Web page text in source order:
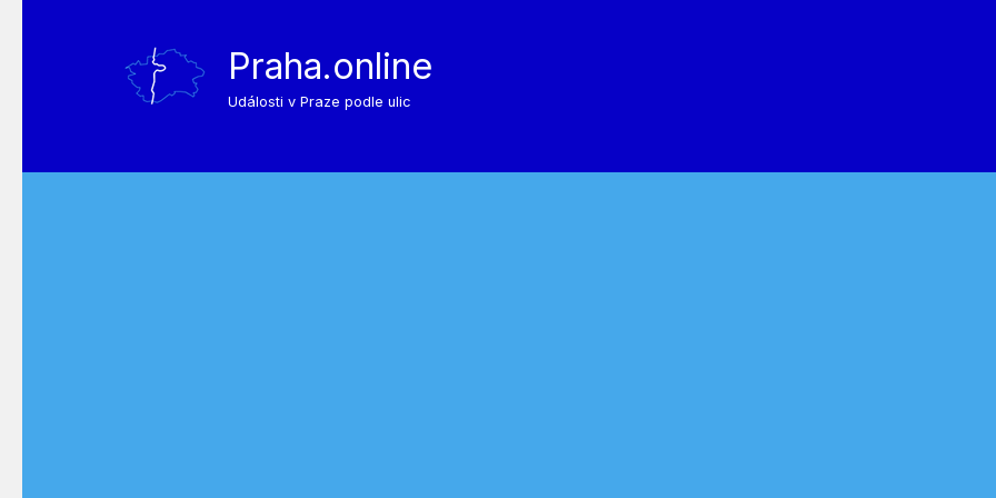
Praha.online
Události v Praze podle ulic